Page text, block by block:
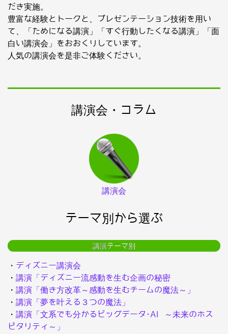
だき実施。
豊富な経験とトークと、プレゼンテーション技術を用い
て、「ためになる講演」「すぐ行動したくなる講演」「面
白い講演会」をおおくりしています。
人気の講演会を是非ご体験ください。
講演会・コラム
講演会
テーマ別から選ぶ
講演テーマ別
・ ディズニー講演会
・ 講演「ディズニー流感動を生む企画の秘密
・ 講演「働き方改革～感動を生むチームの魔法～」
・ 講演「夢を叶える３つの魔法」
・ 講演「文系でも分かるビッグデータ･AI ～未来のホス
ピタリティ～」